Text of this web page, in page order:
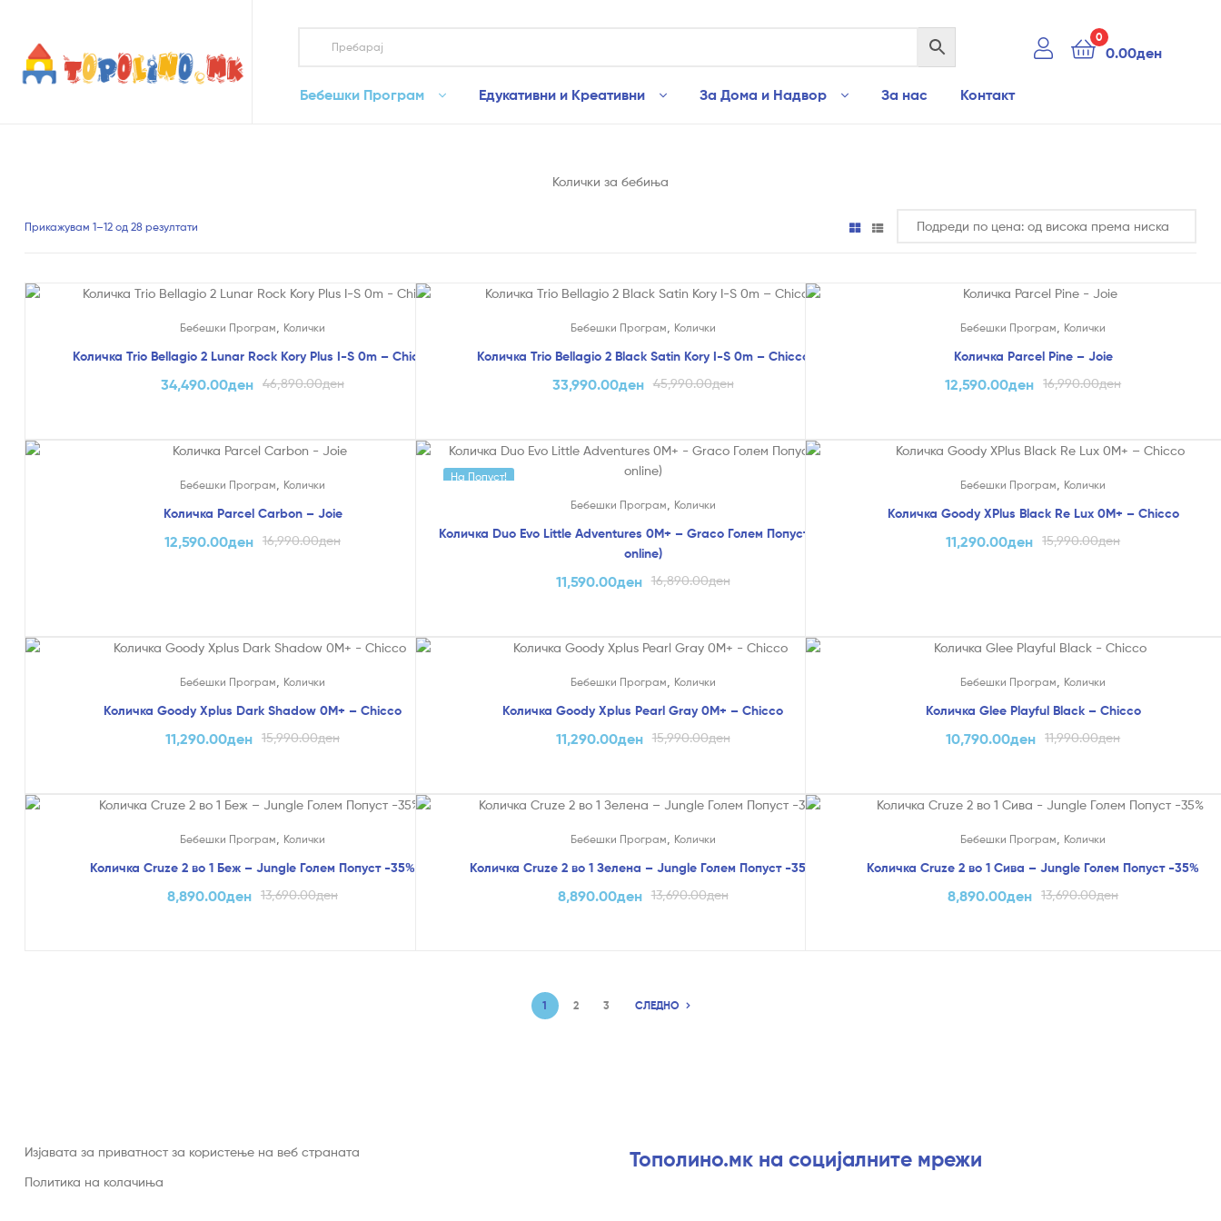
Купувајте
0
0.00ден
Бебешки Програм Едукативни и Креативни За Дома и Надвор За нас Контакт
Колички за бебиња
Прикажувам 1–12 од 28 резултати
Бебешки Програм, Колички
Количка Trio Bellagio 2 Lunar Rock Kory Plus I-S 0m – Chicco
46,890.00ден
34,490.00ден
Бебешки Програм, Колички
Количка Trio Bellagio 2 Black Satin Kory I-S 0m – Chicco
45,990.00ден
33,990.00ден
Бебешки Програм, Колички
Количка Parcel Pine – Joie
16,990.00ден
12,590.00ден
Бебешки Програм Колички
Количка Parcel Carbon – Joie
16,990.00ден
12,590.00ден
На Попуст!
Бебешки Програм Колички
Количка Duo Evo Little Adventures 0M+ – Graco Голем Попуст (само
online)
16,890.00ден
11,590.00ден
Бебешки Програм Колички
Количка Goody XPlus Black Re Lux 0M+ – Chicco
15,990.00ден
11,290.00ден
Бебешки Програм Колички
Количка Goody Xplus Dark Shadow 0M+ – Chicco
15,990.00ден
11,290.00ден
Бебешки Програм Колички
Количка Goody Xplus Pearl Gray 0M+ – Chicco
15,990.00ден
11,290.00ден
Бебешки Програм Колички
Количка Glee Playful Black – Chicco
11,990.00ден
10,790.00ден
Бебешки Програм Колички
Количка Cruze 2 во 1 Беж – Jungle Голем Попуст -35%
13,690.00ден
8,890.00ден
Бебешки Програм Колички
Количка Cruze 2 во 1 Зелена – Jungle Голем Попуст -35%
13,690.00ден
8,890.00ден
Бебешки Програм Колички
Количка Cruze 2 во 1 Сива – Jungle Голем Попуст -35%
13,690.00ден
8,890.00ден
1 2 3 СЛЕДНО
Изјавата за приватност за користење на веб страната
Политика на колачиња
Тополино.мк на социјалните мрежи